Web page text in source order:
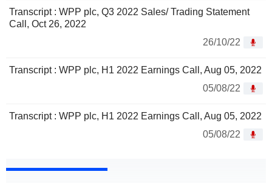
Transcript : WPP plc, Q3 2022 Sales/ Trading Statement
Call, Oct 26, 2022
26/10/22
Transcript : WPP plc, H1 2022 Earnings Call, Aug 05, 2022
05/08/22
Transcript : WPP plc, H1 2022 Earnings Call, Aug 05, 2022
05/08/22